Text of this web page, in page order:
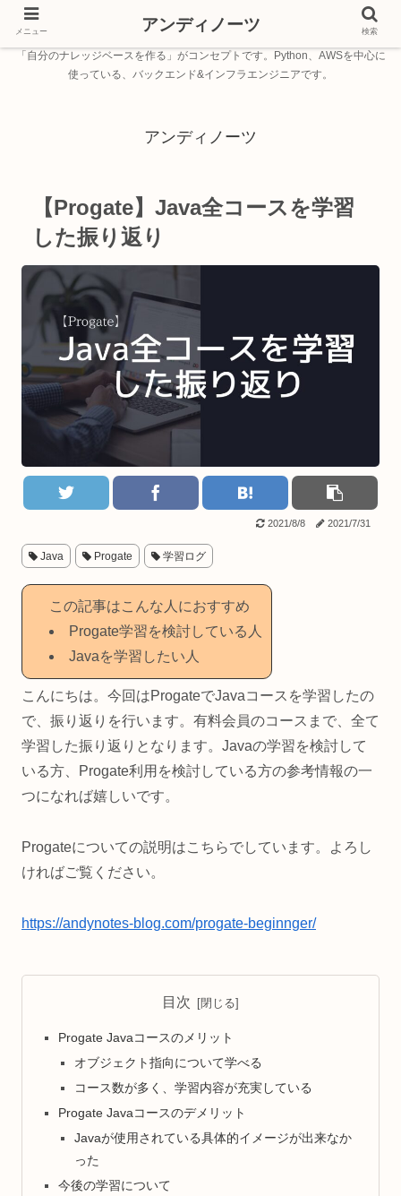
「自分のナレッジベースを作る」がコンセプトです。Python、AWSを中心に
使っている、バックエンド&インフラエンジニアです。
アンディノーツ
【Progate】Java全コースを学習
した振り返り
2021/8/8 2021/7/31
Java Progate 学習ログ
この記事はこんな人におすすめ
Progate学習を検討している人
Javaを学習したい人
こんにちは。今回はProgateでJavaコースを学習したの
で、振り返りを行います。有料会員のコースまで、全て
学習した振り返りとなります。Javaの学習を検討して
いる方、Progate利用を検討している方の参考情報の一
つになれば嬉しいです。
Progateについての説明はこちらでしています。よろし
ければご覧ください。
https://andynotes-blog.com/progate-beginnger/
目次
Progate Javaコースのメリット
オブジェクト指向について学べる
コース数が多く、学習内容が充実している
Progate Javaコースのデメリット
Javaが使用されている具体的イメージが出来なか
った
今後の学習について
メニュー アンディノーツ 検索